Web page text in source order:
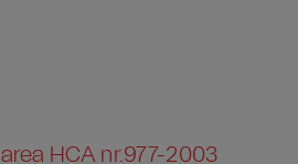
HCA nr.977-2003